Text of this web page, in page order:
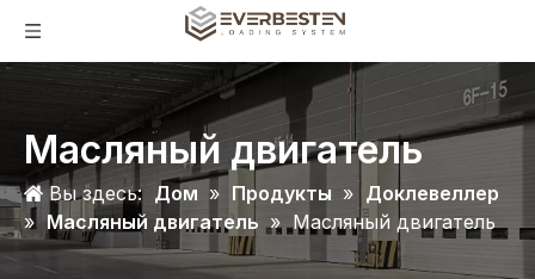
Масляный двигатель
Вы здесь: Дом » Продукты » Доклевеллер
» Масляный двигатель » Масляный двигатель